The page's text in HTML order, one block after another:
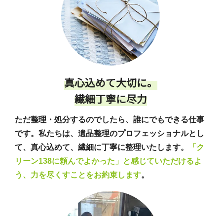
真心込めて大切に。
繊細丁寧に尽力
ただ整理・処分するのでしたら、誰にでもできる仕事
です。私たちは、遺品整理のプロフェッショナルとし
て、真心込めて、繊細に丁寧に整理いたします。
「ク
リーン138に頼んでよかった」と感じていただけるよ
う、力を尽くすことをお約束します。